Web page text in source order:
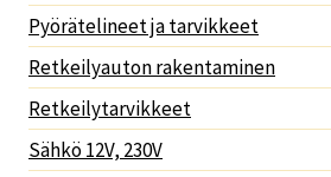
Pyörätelineet ja tarvikkeet
Retkeilyauton rakentaminen
Retkeilytarvikkeet
Sähkö 12V, 230V